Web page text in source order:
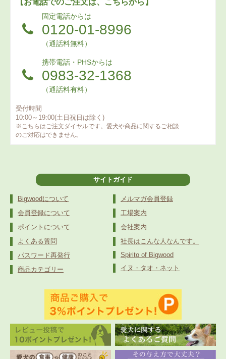
【お電話でのご注文は、こちらから】
固定電話からは
0120-01-8996
（通話料無料）
携帯電話・PHSからは
0983-32-1368
（通話料有料）
受付時間
10:00～19:00(土日祝日は除く)
※こちらはご注文ダイヤルです。愛犬や商品に関するご相談
のご対応はできません｡
サイトガイド
Bigwoodについて
会員登録について
ポイントについて
よくある質問
パスワード再発行
商品カテゴリー
メルマガ会員登録
工場案内
会社案内
社長はこんな人なんです。
Spirito of Bigwood
イヌ・タオ・ネット